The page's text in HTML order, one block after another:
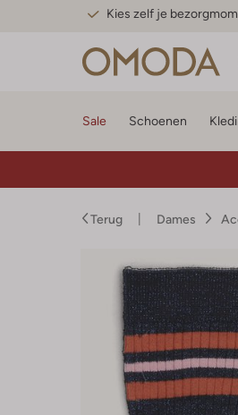
Kies zelf je
Sale Schoenen
Terug Dames